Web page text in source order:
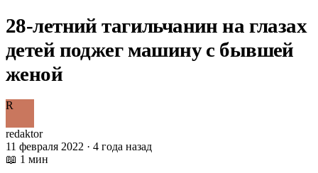
28-летний тагильчанин на глазах
детей поджег машину с бывшей
женой
R
redaktor
11 февраля 2022 · 4 года назад
📖 1 мин